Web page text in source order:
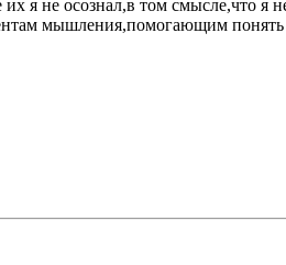
я не осознал,в том смысле,что я
мышления,помогающим